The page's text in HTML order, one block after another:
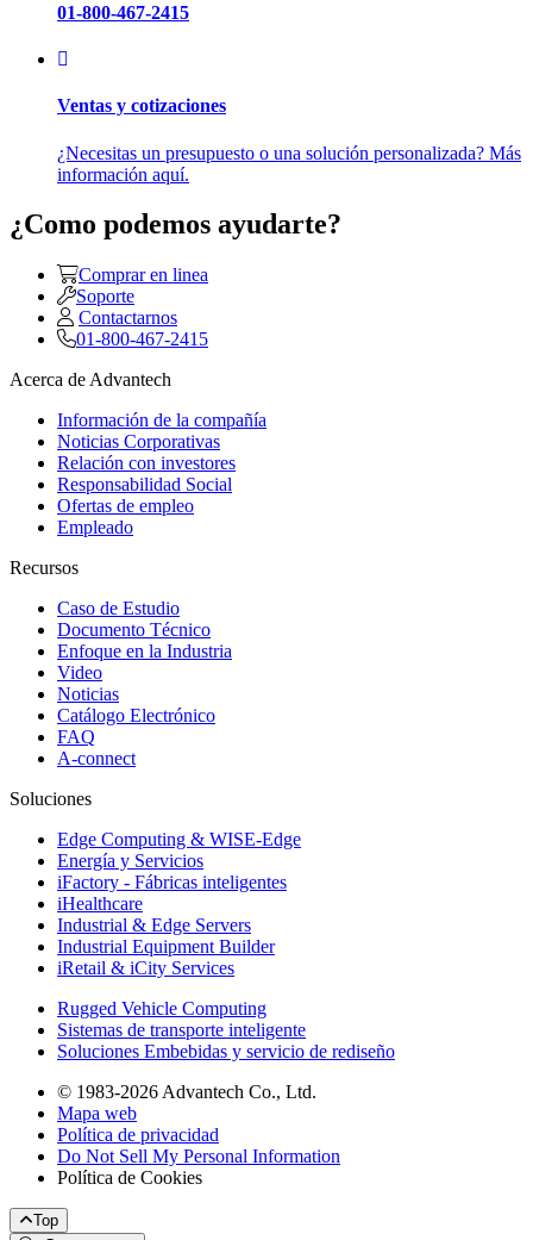
01-800-467-2415
Ventas y cotizaciones
¿Necesitas un presupuesto o una solución personalizada? Más
información aquí.
¿Como podemos ayudarte?
Comprar en linea
Soporte
Contactarnos
01-800-467-2415
Acerca de Advantech
Información de la compañía
Noticias Corporativas
Relación con investores
Responsabilidad Social
Ofertas de empleo
Empleado
Recursos
Caso de Estudio
Documento Técnico
Enfoque en la Industria
Video
Noticias
Catálogo Electrónico
FAQ
A-connect
Soluciones
Edge Computing & WISE-Edge
Energía y Servicios
iFactory - Fábricas inteligentes
iHealthcare
Industrial & Edge Servers
Industrial Equipment Builder
iRetail & iCity Services
Rugged Vehicle Computing
Sistemas de transporte inteligente
Soluciones Embebidas y servicio de rediseño
© 1983-2026 Advantech Co., Ltd.
Mapa web
Política de privacidad
Do Not Sell My Personal Information
Política de Cookies
Top